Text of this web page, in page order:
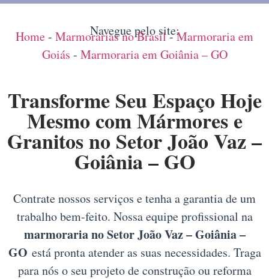
Navegue pelo site:
Home- Marmorarias no Brasil-Marmoraria em
Goiás - Marmoraria em Goiânia – GO
Transforme Seu Espaço Hoje
Mesmo com Mármores e
Granitos no Setor João Vaz –
Goiânia – GO
Contrate nossos serviços e tenha a garantia de um
trabalho bem-feito. Nossa equipe profissional na
marmoraria no Setor João Vaz – Goiânia –
GO está pronta atender as suas necessidades. Traga
para nós o seu projeto de construção ou reforma